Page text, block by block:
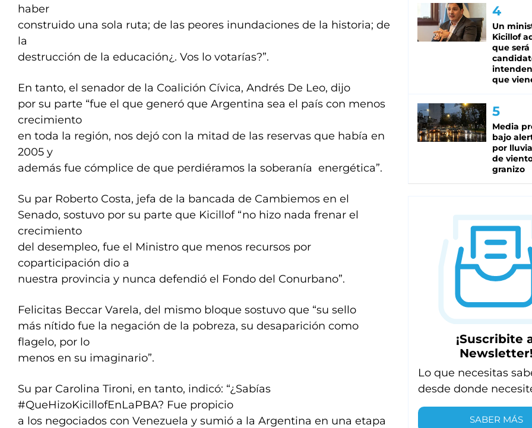
haber
construido una sola ruta; de las peores inundaciones de la historia; de
la
destrucción de la educación¿. Vos lo votarías?”.
En tanto, el senador de la Coalición Cívica, Andrés De Leo, dijo
por su parte “fue el que generó que Argentina sea el país con menos
crecimiento
en toda la región, nos dejó con la mitad de las reservas que había en
2005 y
además fue cómplice de que perdiéramos la soberanía energética”.
Su par Roberto Costa, jefa de la bancada de Cambiemos en el
Senado, sostuvo por su parte que Kicillof “no hizo nada frenar el
crecimiento
del desempleo, fue el Ministro que menos recursos por
coparticipación dio a
nuestra provincia y nunca defendió el Fondo del Conurbano”.
Felicitas Beccar Varela, del mismo bloque sostuvo que “su sello
más nítido fue la negación de la pobreza, su desaparición como
flagelo, por lo
menos en su imaginario”.
Su par Carolina Tironi, en tanto, indicó: “¿Sabías
#QueHizoKicillofEnLaPBA? Fue propicio
a los negociados con Venezuela y sumió a la Argentina en una etapa
Un
Kicillof
que será
que
Media
bajo
por
de
granizo
¡Suscribite
Newsletter!
Lo que necesitas
desde donde
SABER MÁS